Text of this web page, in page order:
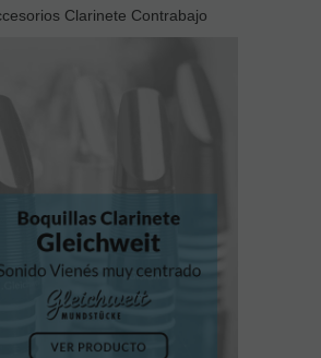
Clarinete Contrabajo